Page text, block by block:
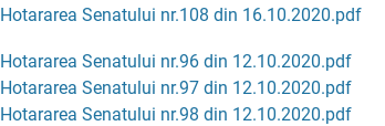
Hotararea Senatului nr.108 din 16.10.2020.pdf
Hotararea Senatului nr.96 din 12.10.2020.pdf
Hotararea Senatului nr.97 din 12.10.2020.pdf
Hotararea Senatului nr.98 din 12.10.2020.pdf